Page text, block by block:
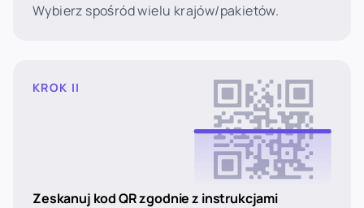
Wybierz spośród wielu krajów/pakietów.
KROK II
Zeskanuj kod QR zgodnie z instrukcjami